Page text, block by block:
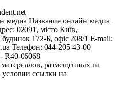
медиа Название онлайн-медиа -
02091, місто Київ,
172-Б, офіс 208/1 E-mail:
Телефон: 044-205-43-00
R40-06068
размещённых на
условии ссылки на